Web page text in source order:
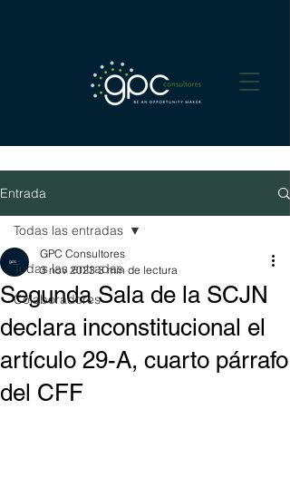
Entrada
Todas las entradas
Colaboradores
Todas las entradas
Segunda Sala de la SCJN
declara inconstitucional el
artículo 29-A, cuarto párrafo
del CFF
GPC Consultores
3 nov 2023 3 min de lectura